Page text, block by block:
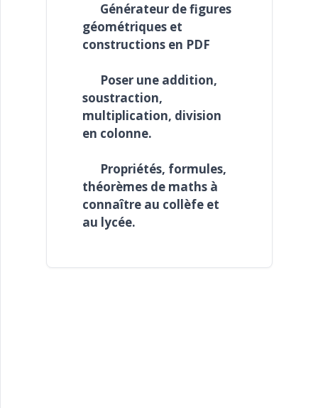
Générateur de figures
géométriques et
constructions en PDF
Poser une addition,
soustraction,
multiplication, division
en colonne.
Propriétés, formules,
théorèmes de maths à
connaître au collèfe et
au lycée.